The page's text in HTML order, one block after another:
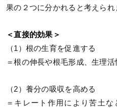
果の２つに分かれると考えられ
＜直接的効果＞
（1）根の生育を促進する
＝根の伸長や根毛形成、生理活
（2）養分の吸収を高める
＝キレート作用により苦土